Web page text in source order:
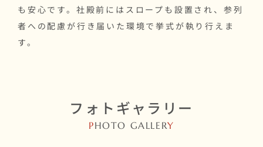
も安心です。社殿前にはスロープも設置され、参列
者への配慮が行き届いた環境で挙式が執り行えま
す。
フォトギャラリー
PHOTO GALLERY